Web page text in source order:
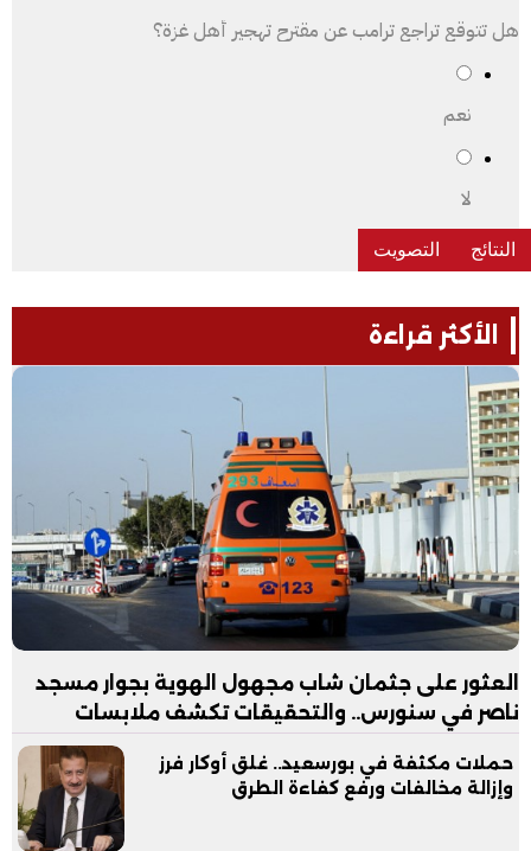
هل تتوقع تراجع ترامب عن مقترح تهجير أهل غزة؟
نعم
لا
الأكثر قراءة
العثور على جثمان شاب مجهول الهوية بجوار مسجد
ناصر في سنورس.. والتحقيقات تكشف ملابسات
حملات مكثفة في بورسعيد.. غلق أوكار فرز
وإزالة مخالفات ورفع كفاءة الطرق